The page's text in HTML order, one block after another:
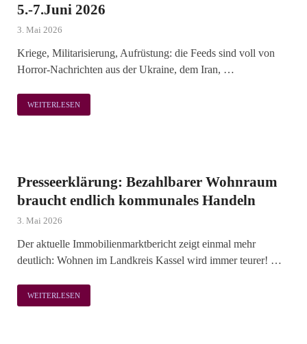
5.-7.Juni 2026
3. Mai 2026
Kriege, Militarisierung, Aufrüstung: die Feeds sind voll von
Horror-Nachrichten aus der Ukraine, dem Iran, …
WEITERLESEN
Presseerklärung: Bezahlbarer Wohnraum
braucht endlich kommunales Handeln
3. Mai 2026
Der aktuelle Immobilienmarktbericht zeigt einmal mehr
deutlich: Wohnen im Landkreis Kassel wird immer teurer! …
WEITERLESEN